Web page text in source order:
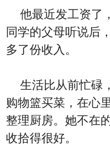
他最近发工资了
同学的父母听说后
多了份收入。
生活比从前忙碌
购物篮买菜，在心
整理厨房。她不在
收拾得很好。